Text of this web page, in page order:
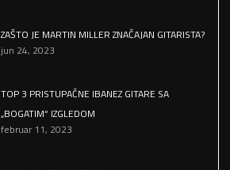
ZAŠTO JE MARTIN MILLER ZNAČAJAN GITARISTA?
jun 24, 2023
TOP 3 PRISTUPAČNE IBANEZ GITARE SA
„BOGATIM“ IZGLEDOM
februar 11, 2023